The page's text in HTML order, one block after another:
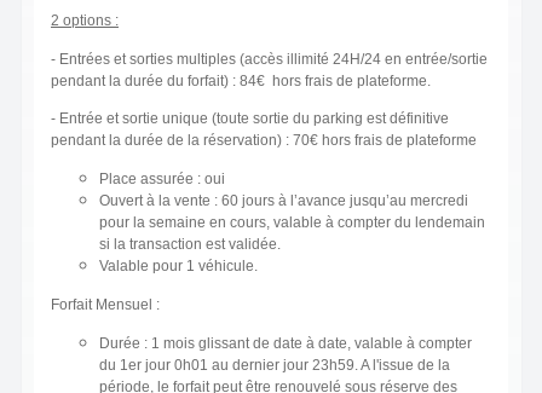
2 options :
- Entrées et sorties multiples (accès illimité 24H/24 en entrée/sortie
pendant la durée du forfait) : 84€ hors frais de plateforme.
- Entrée et sortie unique (toute sortie du parking est définitive
pendant la durée de la réservation) : 70€ hors frais de plateforme
Place assurée : oui
Ouvert à la vente : 60 jours à l’avance jusqu’au mercredi
pour la semaine en cours, valable à compter du lendemain
si la transaction est validée.
Valable pour 1 véhicule.
Forfait Mensuel :
Durée : 1 mois glissant de date à date, valable à compter
du 1er jour 0h01 au dernier jour 23h59. A l'issue de la
période, le forfait peut être renouvelé sous réserve des